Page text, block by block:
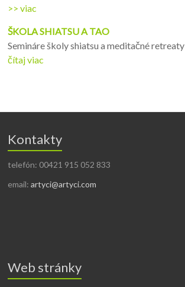
>> viac
ŠKOLA SHIATSU A TAO
Semináre školy shiatsu a meditačné retreaty
čítaj viac
Kontakty
telefón: 00421 915 052 833
email:artyci@artyci.com
Web stránky